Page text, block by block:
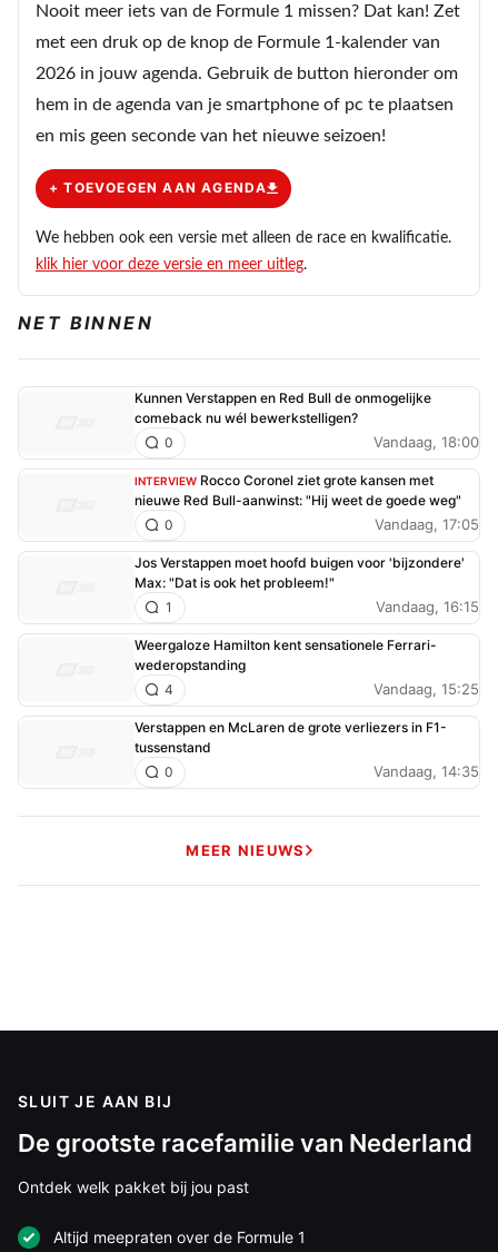
Dit bericht is aangepast op: 29-11
Miels
“ Bij McLaren heeft men, net zoals bij Red Bull, de vloer
van Lando Norris vervangen en ook dat blijft zonder
gevolgen.” Jobek@live.nl lezen we even mee? Of
ontsnapt dit aan je aandacht?
Nooit meer iets van de Formule 1 missen? Dat kan! Zet
met een druk op de knop de Formule 1-kalender van
2026 in jouw agenda. Gebruik de button hieronder om
hem in de agenda van je smartphone of pc te plaatsen
en mis geen seconde van het nieuwe seizoen!
+ TOEVOEGEN AAN AGENDA
We hebben ook een versie met alleen de race en kwalificatie.
klik hier voor deze versie en meer uitleg.
NET BINNEN
Kunnen Verstappen en Red Bull de onmogelijke
comeback nu wél bewerkstelligen?
Vandaag, 18:00
0
INTERVIEW Rocco Coronel ziet grote kansen met
nieuwe Red Bull-aanwinst: "Hij weet de goede weg"
Vandaag, 17:05
0
Jos Verstappen moet hoofd buigen voor 'bijzondere'
Max: "Dat is ook het probleem!"
Vandaag, 16:15
1
Weergaloze Hamilton kent sensationele Ferrari-
wederopstanding
Vandaag, 15:25
4
Verstappen en McLaren de grote verliezers in F1-
tussenstand
Vandaag, 14:35
0
MEER NIEUWS
SLUIT JE AAN BIJ
De grootste racefamilie van Nederland
Ontdek welk pakket bij jou past
Altijd meepraten over de Formule 1